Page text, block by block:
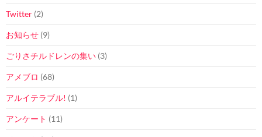
Twitter (2)
お知らせ (9)
ごりさチルドレンの集い (3)
アメブロ (68)
アルイテラブル! (1)
アンケート (11)